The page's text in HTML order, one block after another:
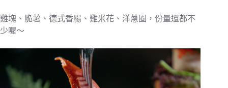
雞塊、脆薯、德式香腸、雞米花、洋蔥圈，份量還都不
少喔～